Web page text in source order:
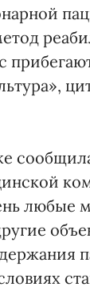
любые